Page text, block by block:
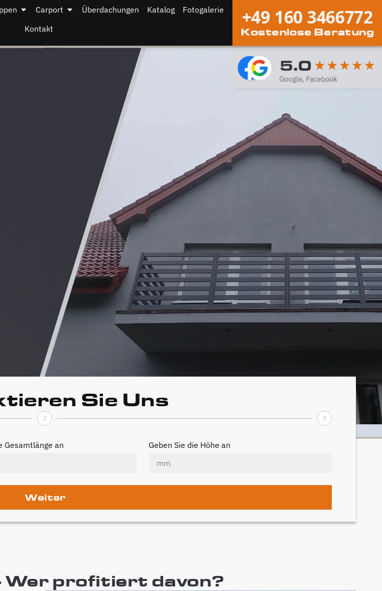
Carport Überdachungen Katalog
Fotogalerie
Kontakt
+49 160 3466772
Kostenlose Beratung
Sie Uns
2 3
Gesamtlänge an Geben Sie die Höhe an
Weiter
Wer profitiert davon?